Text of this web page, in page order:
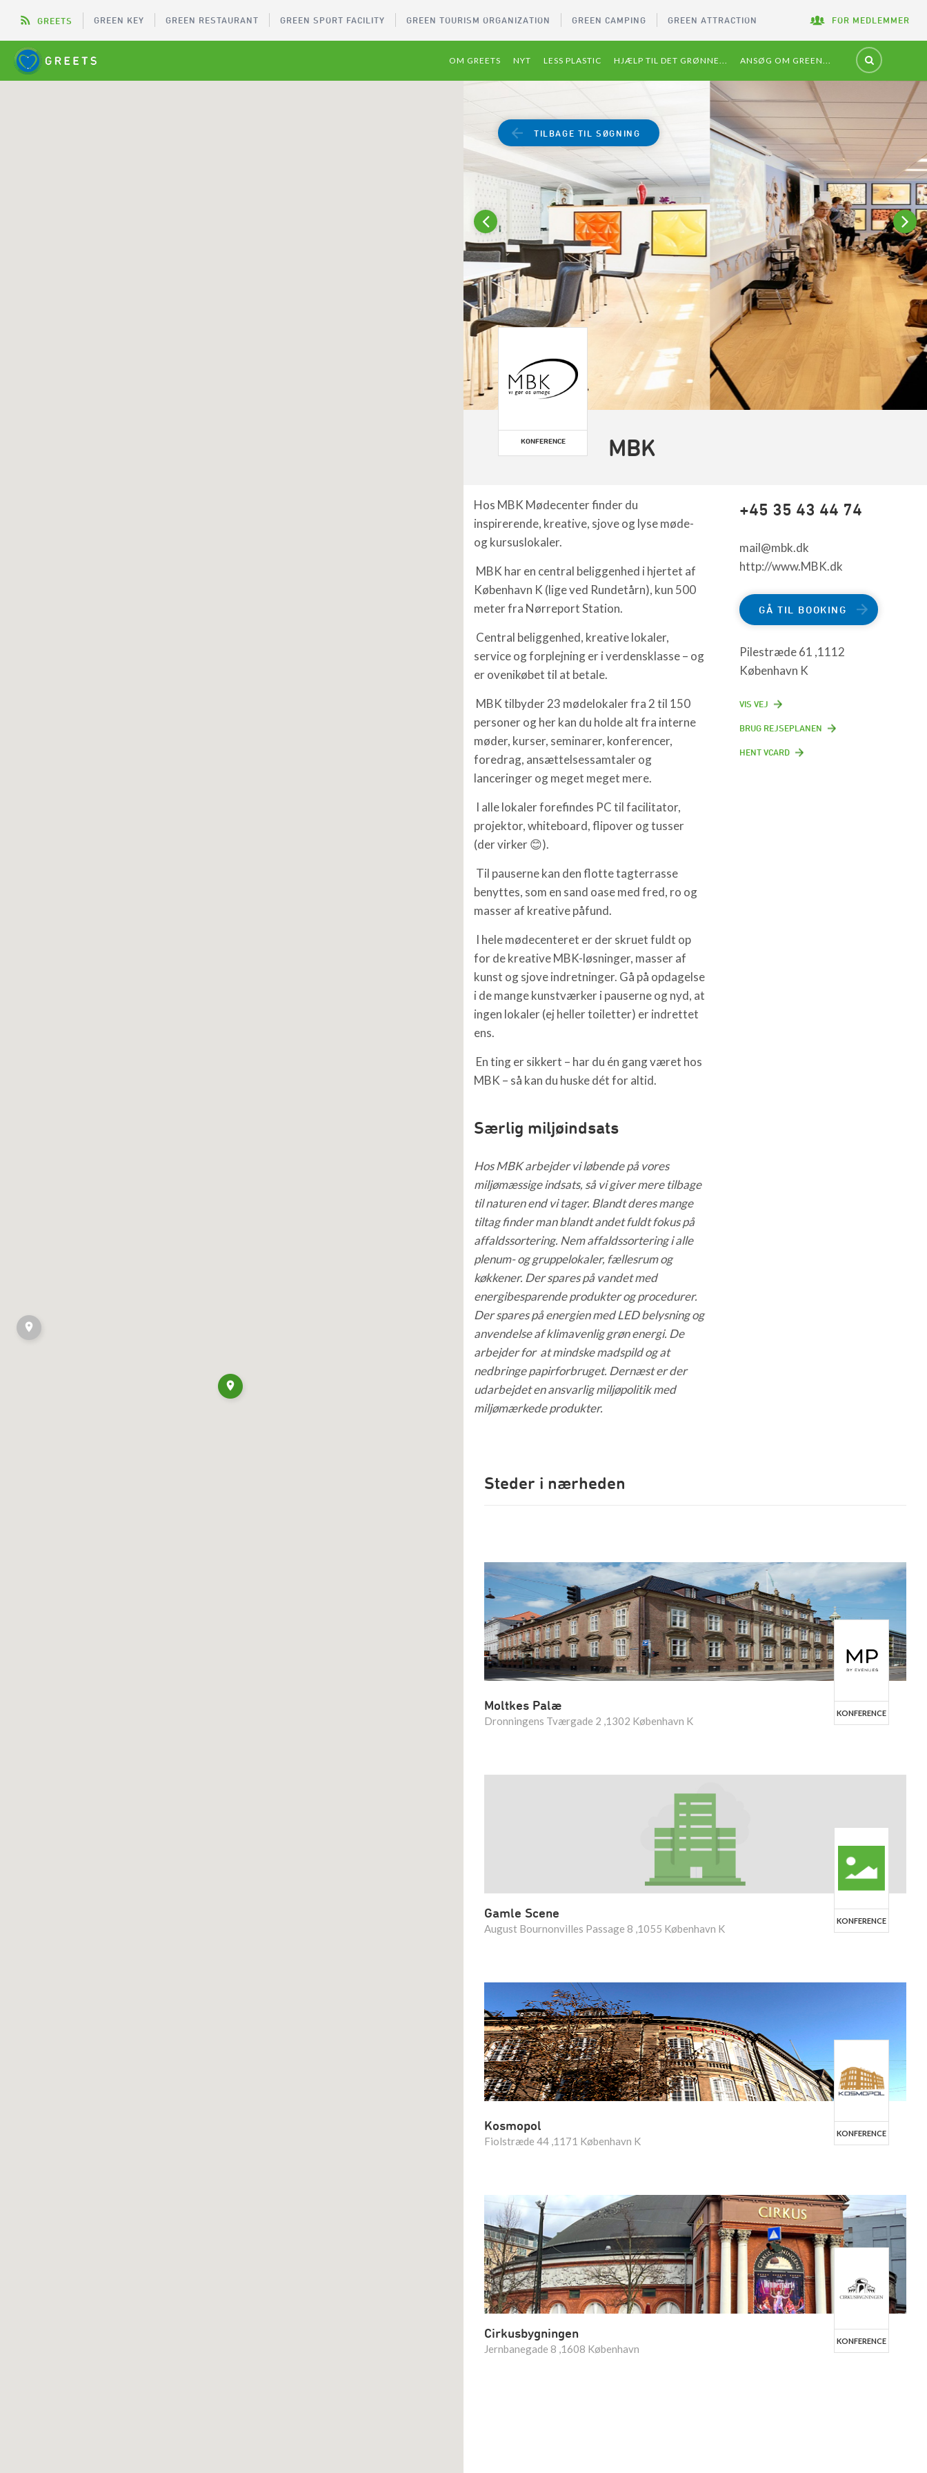
GREETS GREEN KEY GREEN RESTAURANT GREEN SPORT FACILITY GREEN TOURISM ORGANIZATION GREEN CAMPING GREEN ATTRACTION FOR MEDLEMMER
OM GREETS NYT LESS PLASTIC HJÆLP TIL DET GRØNNE... ANSØG OM GREEN...
KONFERENCE
TILBAGE TIL SØGNING
MBK
Hos MBK Mødecenter finder du
inspirerende, kreative, sjove og lyse møde-
og kursuslokaler.
MBK har en central beliggenhed i hjertet af
København K (lige ved Rundetårn), kun 500
meter fra Nørreport Station.
Central beliggenhed, kreative lokaler,
service og forplejning er i verdensklasse – og
er ovenikøbet til at betale.
MBK tilbyder 23 mødelokaler fra 2 til 150
personer og her kan du holde alt fra interne
møder, kurser, seminarer, konferencer,
foredrag, ansættelsessamtaler og
lanceringer og meget meget mere.
I alle lokaler forefindes PC til facilitator,
projektor, whiteboard, flipover og tusser
(der virker 😊).
Til pauserne kan den flotte tagterrasse
benyttes, som en sand oase med fred, ro og
masser af kreative påfund.
I hele mødecenteret er der skruet fuldt op
for de kreative MBK-løsninger, masser af
kunst og sjove indretninger. Gå på opdagelse
i de mange kunstværker i pauserne og nyd, at
ingen lokaler (ej heller toiletter) er indrettet
ens.
En ting er sikkert – har du én gang været hos
MBK – så kan du huske dét for altid.
Særlig miljøindsats
Hos MBK arbejder vi løbende på vores
miljømæssige indsats, så vi giver mere tilbage
til naturen end vi tager. Blandt deres mange
tiltag finder man blandt andet fuldt fokus på
affaldssortering. Nem affaldssortering i alle
plenum- og gruppelokaler, fællesrum og
køkkener. Der spares på vandet med
energibesparende produkter og procedurer.
Der spares på energien med LED belysning og
anvendelse af klimavenlig grøn energi. De
arbejder for at mindske madspild og at
nedbringe papirforbruget. Dernæst er der
udarbejdet en ansvarlig miljøpolitik med
miljømærkede produkter.
+45 35 43 44 74
mail@mbk.dk
http://www.MBK.dk
GÅ TIL BOOKING
Pilestræde 61 ,1112
København K
VIS VEJ
BRUG REJSEPLANEN
HENT VCARD
Steder i nærheden
Moltkes Palæ
Dronningens Tværgade 2 ,1302 København K
KONFERENCE
Gamle Scene
August Bournonvilles Passage 8 ,1055 København K
KONFERENCE
Kosmopol
Fiolstræde 44 ,1171 København K
KONFERENCE
Cirkusbygningen
Jernbanegade 8 ,1608 København
KONFERENCE